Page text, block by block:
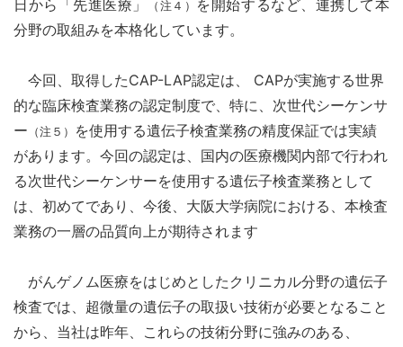
日から「先進医療」
（注４）
を開始するなど、連携して本
分野の取組みを本格化しています。
今回、取得したCAP-LAP認定は、 CAPが実施する世界
的な臨床検査業務の認定制度で、特に、次世代シーケンサ
ー （注５）
を使用する遺伝子検査業務の精度保証では実績
があります。今回の認定は、国内の医療機関内部で行われ
る次世代シーケンサーを使用する遺伝子検査業務として
は、初めてであり、今後、大阪大学病院における、本検査
業務の一層の品質向上が期待されます
がんゲノム医療をはじめとしたクリニカル分野の遺伝子
検査では、超微量の遺伝子の取扱い技術が必要となること
から、当社は昨年、これらの技術分野に強みのある、